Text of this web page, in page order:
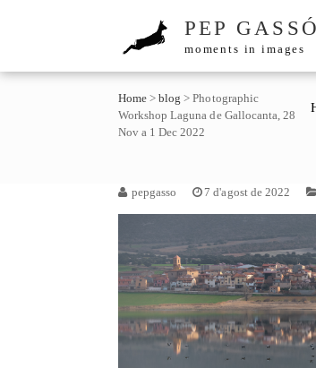
PEP GASSÓ
moments in images
Home >blog >Photographic
Workshop Laguna de Gallocanta, 28
Nov a 1 Dec 2022
pepgasso 7 d'agost de 2022